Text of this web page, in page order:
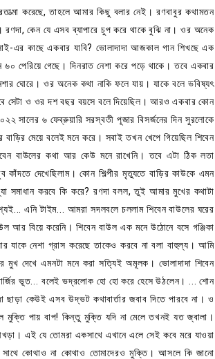
করেছে, তাহলে আমার কিছু বলার নেই। রণবাবুর কথামতন
রণদা, কেন যে এসব ব্যাপারে চুপ করে থাকে বুঝি না। ওর অনেক
এর কাছে একবার যাবি? ভোলাদাদা আজকাল গান শিখছে এক
পেরিয়ে গেছে। দিনরাত নেশা করে পড়ে থাকে। তবে একবার
ঘোরে। ওর অনেক কথা নাকি ফলে যায়। যাকে বলে ভবিষ্যৎ
সেটা ও ওর দশ বছর বয়সে বলে দিয়েছিল। আরও একবার কোন
সালের ৬ ফেব্রুয়ারি সরস্বতী পূজার বিসর্জনের দিন সুরলোকে
বাড়ির মেয়ে বলেই মনে করে। সবাই তখন খেপে গিয়েছিল শিবেন
বাউলের কথা আর কেউ মনে রাখেনি। তবে এটা ঠিক লতা
কাঁদতে দেখেছিলাম। কোন শিল্পীর মৃত্যুতে বাড়ির কাউকে এমন
সমাধান করবে কি করে? রণদা বলল, তুই আমার মুখের কথাটা
এনি টাইম... আমরা সদলবলে চললাম শিবেন বাউলের ঘরের
বিয়ে করেনি। শিবেন বাউল এক মনে উঠোনে বসে গঞ্জিকা
নেশা গ্রাস করেছে তাকেও করবে না বলা বাহুল্য। আমি
দেখে এমনটা মনে করা সত্যিই অমূলক। ভোলাদাদা শিবেন
ভূত... বলেই ভদ্রলোক হো হো করে হেসে উঠলেন। ... শোন
কেউই এসব উদ্ভট কথাবার্তার জবাব দিতে পারবে না। ও
পায় বাপ! কিন্তু মুক্তি যদি না মেলে তখনই যত জ্বালা।
এই যে তোমরা একসাথে এখানে এলে সেই কবে মরে যাওয়া
কোথাও না কোথাও তোমাদেরও মুক্তি। আসলে কি জানো